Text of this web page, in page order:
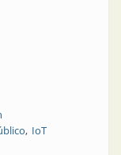
IoT